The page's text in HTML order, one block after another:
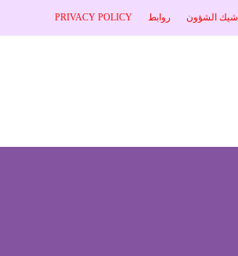
شيك الشؤون روابط PRIVACY POLICY